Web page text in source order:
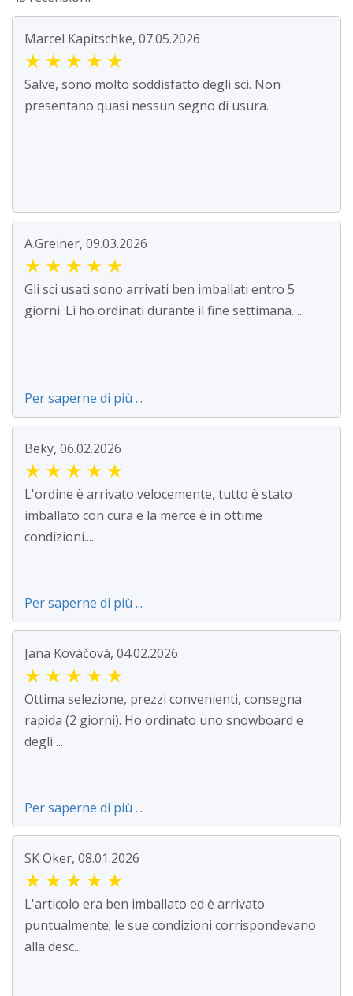
Marcel Kapitschke, 07.05.2026
★ ★ ★ ★ ★
Salve, sono molto soddisfatto degli sci. Non
presentano quasi nessun segno di usura.
A.Greiner, 09.03.2026
★ ★ ★ ★ ★
Gli sci usati sono arrivati ben imballati entro 5
giorni. Li ho ordinati durante il fine settimana. ...
Per saperne di più ...
Beky, 06.02.2026
★ ★ ★ ★ ★
L'ordine è arrivato velocemente, tutto è stato
imballato con cura e la merce è in ottime
condizioni....
Per saperne di più ...
Jana Kováčová, 04.02.2026
★ ★ ★ ★ ★
Ottima selezione, prezzi convenienti, consegna
rapida (2 giorni). Ho ordinato uno snowboard e
degli ...
Per saperne di più ...
SK Oker, 08.01.2026
★ ★ ★ ★ ★
L'articolo era ben imballato ed è arrivato
puntualmente; le sue condizioni corrispondevano
alla desc...